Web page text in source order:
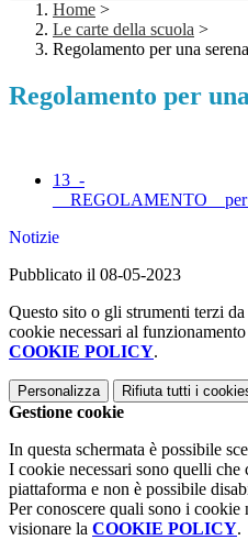
Home >
Le carte della scuola >
Regolamento per una
Regolamento per
13_-
Notizie
Pubblicato il 08-05-2023
Questo sito o gli strumenti terzi
cookie necessari al
COOKIE POLICY.
Personalizza Rifiuta tutti i
Gestione cookie
In questa schermata è possibile
I cookie necessari sono quelli
piattaforma e non è possibile
Per conoscere quali sono i cookie
visionare la COOKIE POLICY.